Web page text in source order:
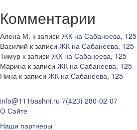
Комментарии
Алена М. к записи ЖК на Сабанеева, 125
Василий к записи ЖК на Сабанеева, 125
Тимур к записи ЖК на Сабанеева, 125
Марина к записи ЖК на Сабанеева, 125
Нина к записи ЖК на Сабанеева, 125
info@111bashni.ru 7(423) 280-02-07
О Сайте
Наши партнеры